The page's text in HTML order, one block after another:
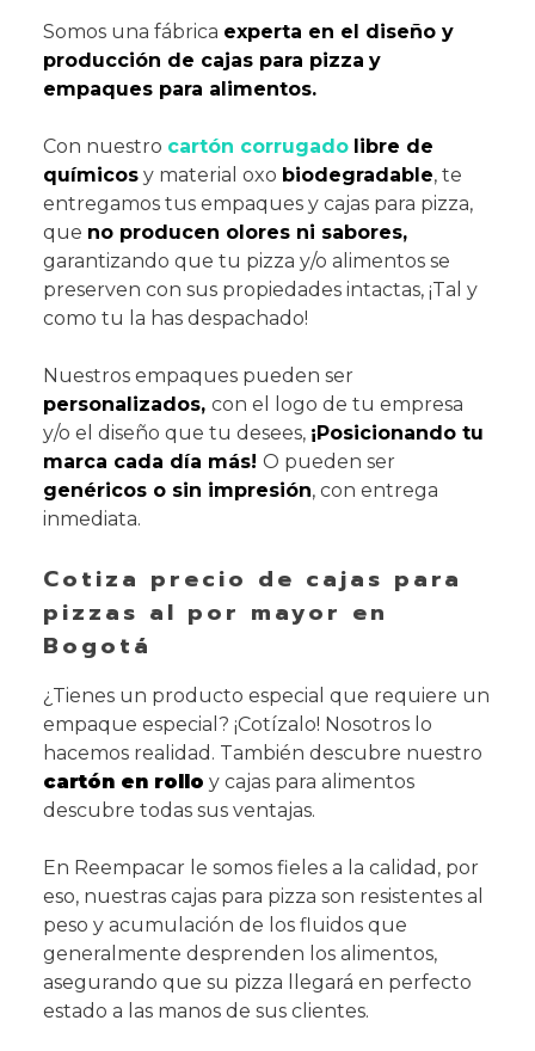
Somos una fábrica experta en el diseño y
producción de cajas para pizza y
empaques para alimentos.
Con nuestro cartón corrugado libre de
químicosy material oxo biodegradable, te
entregamos tus empaques y cajas para pizza,
que no producen olores ni sabores,
garantizando que tu pizza y/o alimentos se
preserven con sus propiedades intactas, ¡Tal y
como tu la has despachado!
Nuestros empaques pueden ser
personalizados, con el logo de tu empresa
y/o el diseño que tu desees, ¡Posicionando tu
marca cada día más! O pueden ser
genéricos o sin impresión, con entrega
inmediata.
Cotiza precio de cajas para
pizzas al por mayor en
Bogotá
¿Tienes un producto especial que requiere un
empaque especial? ¡Cotízalo! Nosotros lo
hacemos realidad. También descubre nuestro
cartón en rollo y cajas para alimentos
descubre todas sus ventajas.
En Reempacar le somos fieles a la calidad, por
eso, nuestras cajas para pizza son resistentes al
peso y acumulación de los fluidos que
generalmente desprenden los alimentos,
asegurando que su pizza llegará en perfecto
estado a las manos de sus clientes.